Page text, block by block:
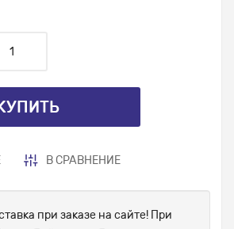
В СРАВНЕНИЕ
при заказе на сайте! При